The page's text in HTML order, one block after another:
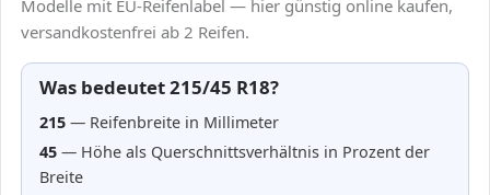
Modelle mit EU-Reifenlabel — hier günstig online kaufen,
versandkostenfrei ab 2 Reifen.
Was bedeutet 215/45 R18?
215 — Reifenbreite in Millimeter
45 — Höhe als Querschnittsverhältnis in Prozent der
Breite